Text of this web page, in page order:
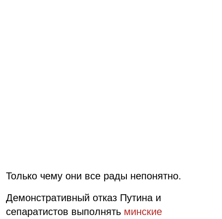
Только чему они все рады непонятно.
Демонстративный отказ Путина и
сепаратистов выполнять минские